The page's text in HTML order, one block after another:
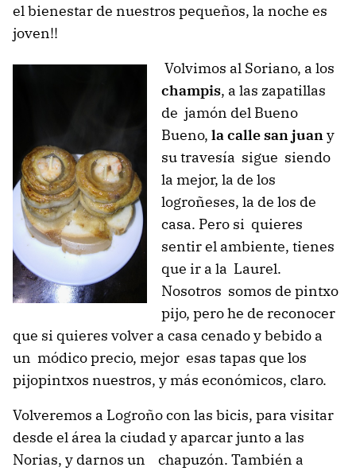
el bienestar de nuestros pequeños, la noche es
joven!!
Volvimos al Soriano, a los
champis, a las zapatillas
de jamón del Bueno
Bueno, la calle san juany
su travesía sigue siendo
la mejor, la de los
logroñeses, la de los de
casa. Pero si quieres
sentir el ambiente, tienes
que ir a la Laurel.
Nosotros somos de pintxo
pijo, pero he de reconocer
que si quieres volver a casa cenado y bebido a
un módico precio, mejor esas tapas que los
pijopintxos nuestros, y más económicos, claro.
Volveremos a Logroño con las bicis, para visitar
desde el área la ciudad y aparcar junto a las
Norias, y darnos un chapuzón. También a